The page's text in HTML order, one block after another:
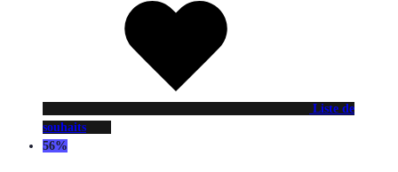
Liste de
souhaits
56%